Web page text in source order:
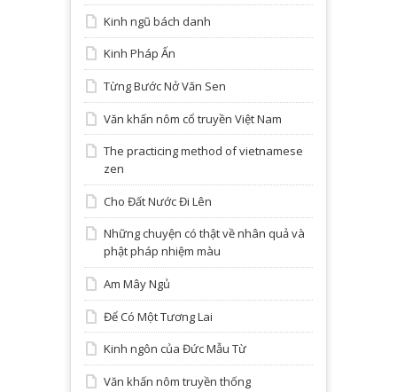
Kinh ngũ bách danh
Kinh Pháp Ấn
Từng Bước Nở Văn Sen
Văn khấn nôm cổ truyền Việt Nam
The practicing method of vietnamese
zen
Cho Đất Nước Đi Lên
Những chuyện có thật về nhân quả và
phật pháp nhiệm màu
Am Mây Ngủ
Để Có Một Tương Lai
Kinh ngôn của Đức Mẫu Từ
Văn khấn nôm truyền thống